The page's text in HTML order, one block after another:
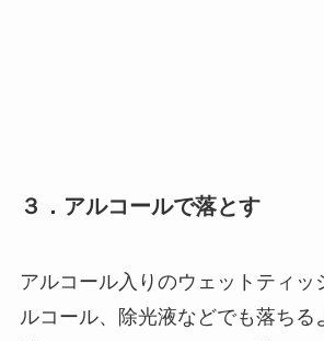
３．アルコールで落とす
アルコール入りのウェットティッ
ルコール、除光液などでも落ちる